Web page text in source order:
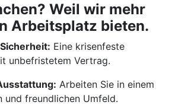
Weil wir mehr
Arbeitsplatz bieten.
Eine krisenfeste
unbefristetem Vertrag.
Arbeiten Sie in einem
und freundlichen Umfeld.